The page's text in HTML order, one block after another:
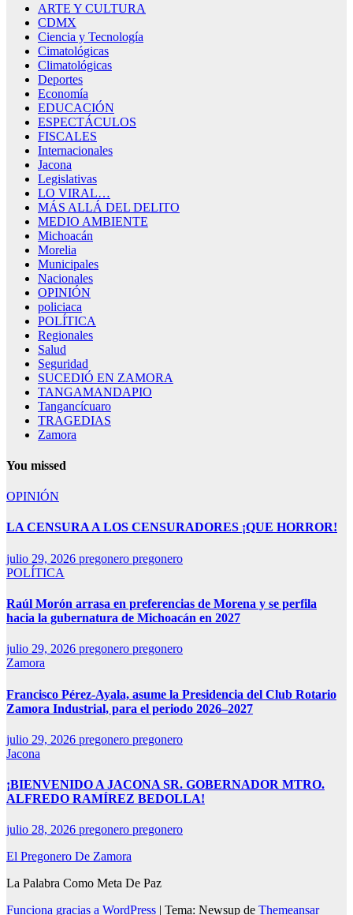
ARTE Y CULTURA
CDMX
Ciencia y Tecnología
Cimatológicas
Climatológicas
Deportes
Economía
EDUCACIÓN
ESPECTÁCULOS
FISCALES
Internacionales
Jacona
Legislativas
LO VIRAL…
MÁS ALLÁ DEL DELITO
MEDIO AMBIENTE
Michoacán
Morelia
Municipales
Nacionales
OPINIÓN
policiaca
POLÍTICA
Regionales
Salud
Seguridad
SUCEDIÓ EN ZAMORA
TANGAMANDAPIO
Tangancícuaro
TRAGEDIAS
Zamora
You missed
OPINIÓN
LA CENSURA A LOS CENSURADORES ¡QUE HORROR!
julio 29, 2026 pregonero pregonero
POLÍTICA
Raúl Morón arrasa en preferencias de Morena y se perfila
hacia la gubernatura de Michoacán en 2027
julio 29, 2026 pregonero pregonero
Zamora
Francisco Pérez-Ayala, asume la Presidencia del Club Rotario
Zamora Industrial, para el periodo 2026–2027
julio 29, 2026 pregonero pregonero
Jacona
¡BIENVENIDO A JACONA SR. GOBERNADOR MTRO.
ALFREDO RAMÍREZ BEDOLLA!
julio 28, 2026 pregonero pregonero
El Pregonero De Zamora
La Palabra Como Meta De Paz
Funciona gracias a WordPress | Tema: Newsup de Themeansar